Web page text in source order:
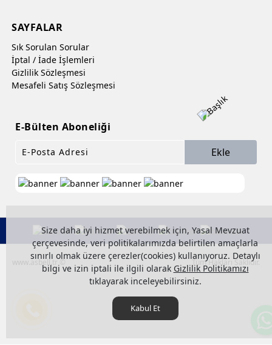
Size daha iyi hizmet verebilmek için, Yasal Mevzuat
çerçevesinde, veri politikalarımızda belirtilen amaçlarla
sınırlı olmak üzere çerezler(cookies) kullanıyoruz. Detaylı
bilgi ve izin iptali ile ilgili olarak Gizlilik Politikamızı
tıklayarak inceleyebilirsiniz.
Kabul Et
SAYFALAR
Sık Sorulan Sorular
İptal / İade İşlemleri
Gizlilik Sözleşmesi
Mesafeli Satış Sözleşmesi
E-Bülten Aboneliği
Ekle
www.asbell.tr © Tüm Hakları Saklıdır.